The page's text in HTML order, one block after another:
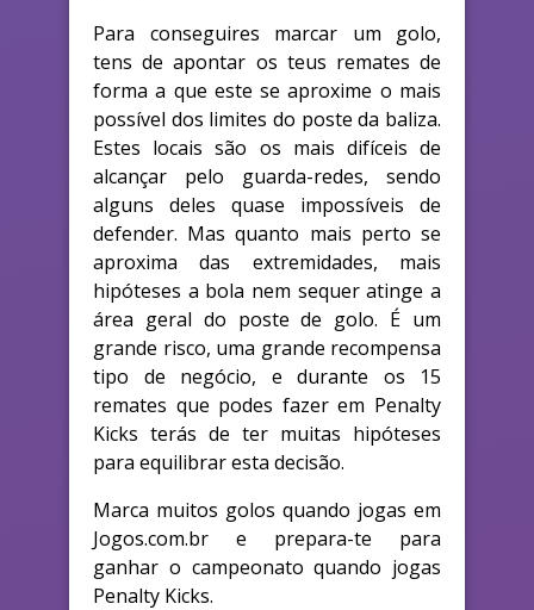
Para conseguires marcar um golo,
tens de apontar os teus remates de
forma a que este se aproxime o mais
possível dos limites do poste da baliza.
Estes locais são os mais difíceis de
alcançar pelo guarda-redes, sendo
alguns deles quase impossíveis de
defender. Mas quanto mais perto se
aproxima das extremidades, mais
hipóteses a bola nem sequer atinge a
área geral do poste de golo. É um
grande risco, uma grande recompensa
tipo de negócio, e durante os 15
remates que podes fazer em Penalty
Kicks terás de ter muitas hipóteses
para equilibrar esta decisão.
Marca muitos golos quando jogas em
Jogos.com.br e prepara-te para
ganhar o campeonato quando jogas
Penalty Kicks.